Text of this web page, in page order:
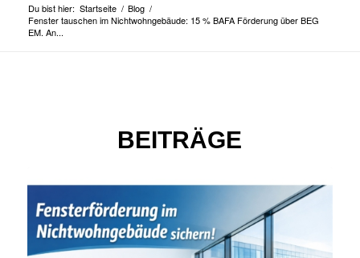
Du bist hier: Startseite / Blog /
Fenster tauschen im Nichtwohngebäude: 15 % BAFA Förderung über BEG
EM. An...
BEITRÄGE